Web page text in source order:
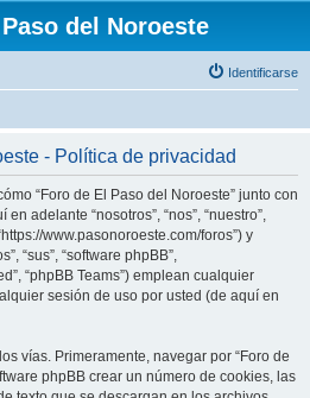
del Noroeste
Identificarse
- Política de privacidad
“Foro de El Paso del Noroeste” junto con
adelante “nosotros”, “nos”, “nuestro”,
www.pasonoroeste.com/foros”) y
“sus”, “software phpBB”,
“phpBB Teams”) emplean cualquier
sesión de uso por usted (de aquí en
vías. Primeramente, navegar por “Foro de
phpBB crear un número de cookies, las